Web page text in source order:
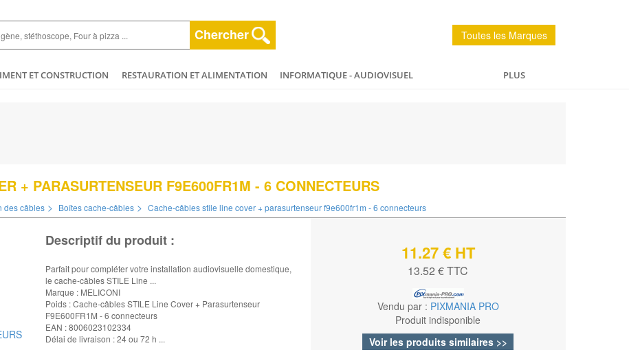
Chercher Toutes les Marques
ET CONSTRUCTION RESTAURATION ET ALIMENTATION
INFORMATIQUE - AUDIOVISUEL
PLUS
+ PARASURTENSEUR F9E600FR1M - 6 CONNECTEURS
des câbles > Boîtes cache-câbles > Cache-câbles stile line cover + parasurtenseur f9e600fr1m - 6 connecteurs
Descriptif du produit :
Parfait pour compléter votre installation audiovisuelle domestique,
le cache-câbles STILE Line ...
Marque : MELICONI
Poids : Cache-câbles STILE Line Cover + Parasurtenseur
F9E600FR1M - 6 connecteurs
EAN : 8006023102334
Délai de livraison : 24 ou 72 h ...
11.27 € HT
13.52 € TTC
Vendu par : PIXMANIA PRO
Produit indisponible
Voir les produits similaires >>